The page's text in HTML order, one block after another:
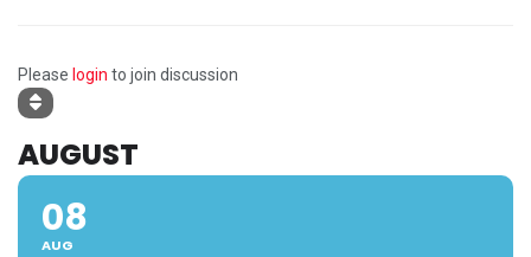
Please login to join discussion
AUGUST
08
AUG